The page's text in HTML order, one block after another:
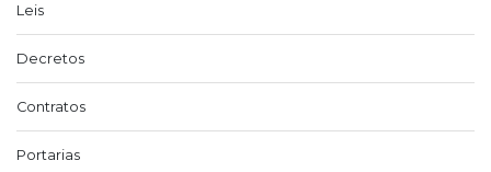
Leis
Decretos
Contratos
Portarias